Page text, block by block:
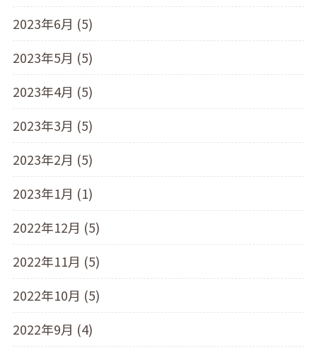
2023年6月 (5)
2023年5月 (5)
2023年4月 (5)
2023年3月 (5)
2023年2月 (5)
2023年1月 (1)
2022年12月 (5)
2022年11月 (5)
2022年10月 (5)
2022年9月 (4)